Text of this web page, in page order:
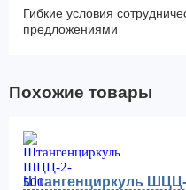
Гибкие условия
предложениями
Похожие товары
Штангенциркуль ШЦЦ-